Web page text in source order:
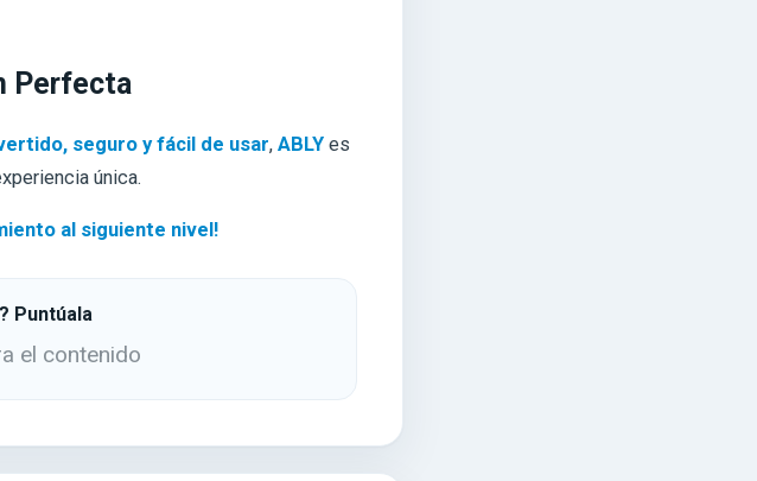
Perfecta
seguro y fácil de usar, ABLY es
única.
al siguiente nivel!
Puntúala
el contenido